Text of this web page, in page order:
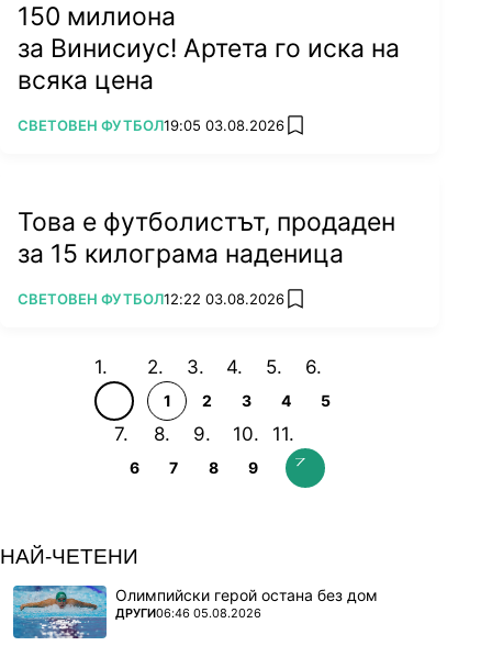
150 милиона
за Винисиус! Артета го иска на
всяка цена
ПОВЕЧЕ ОТ
СВЕТОВЕН ФУТБОЛ19:05 03.08.2026 add favorites
Това е футболистът, продаден
за 15 килограма наденица
ПОВЕЧЕ ОТ
СВЕТОВЕН ФУТБОЛ12:22 03.08.2026 add favorites
1 2 3 4 5
6 7 8 9
НАЙ-ЧЕТЕНИ
Олимпийски герой остана без дом
ПОВЕЧЕ ОТ
ДРУГИ06:46 05.08.2026